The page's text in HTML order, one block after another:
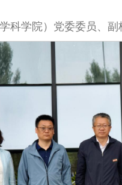
科学院）党委委员、